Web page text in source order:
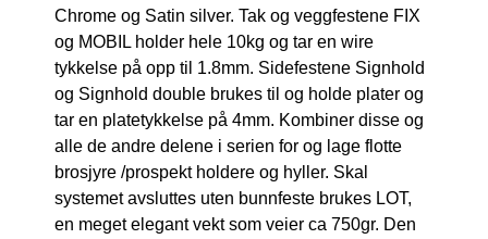
Chrome og Satin silver. Tak og veggfestene FIX
og MOBIL holder hele 10kg og tar en wire
tykkelse på opp til 1.8mm. Sidefestene Signhold
og Signhold double brukes til og holde plater og
tar en platetykkelse på 4mm. Kombiner disse og
alle de andre delene i serien for og lage flotte
brosjyre /prospekt holdere og hyller. Skal
systemet avsluttes uten bunnfeste brukes LOT,
en meget elegant vekt som veier ca 750gr. Den